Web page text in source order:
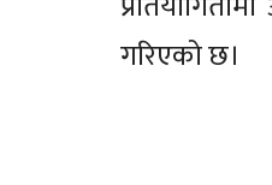
गरिएको छ।